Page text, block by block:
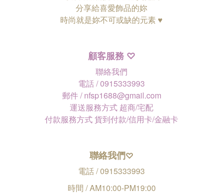
分享給喜愛飾品的妳
時尚就是妳不可或缺的元素 ♥
顧客服務 ♡
聯絡我們
電話 / 0915333993
郵件 / nfsp1688@gmail.com
運送服務方式 超商/宅配
付款服務方式 貨到付款/信用卡/金融卡
聯絡我們♡
電話 / 0915333993
時間 / AM10:00-PM19:00